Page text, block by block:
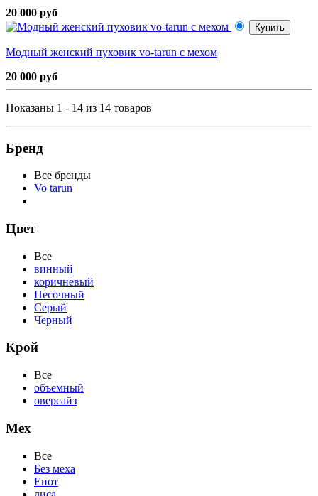
20 000 руб
Купить
Модный женский пуховик vo-tarun с мехом
20 000 руб
Показаны 1 - 14 из 14 товаров
Бренд
Все бренды
Vo tarun
Цвет
Все
винный
коричневый
Песочный
Серый
Черный
Крой
Все
объемный
оверсайз
Мех
Все
Без меха
Енот